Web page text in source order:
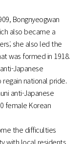
Bongnyeogwan
also became a
she also led the
was formed in 1918.
Japanese
national pride.
anti-Japanese
female Korean
the difficulties
with local residents